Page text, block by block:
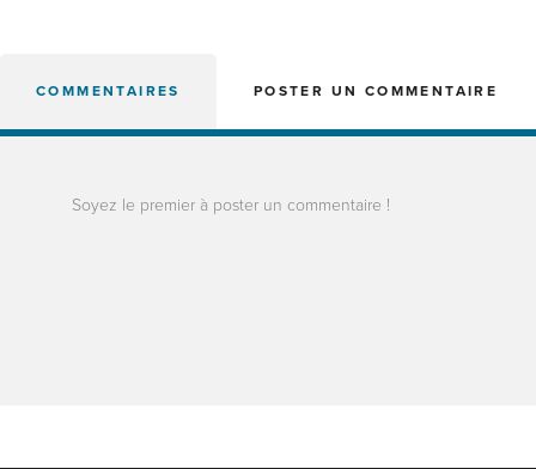
COMMENTAIRES POSTER UN COMMENTAIRE
Soyez le premier à poster un commentaire !